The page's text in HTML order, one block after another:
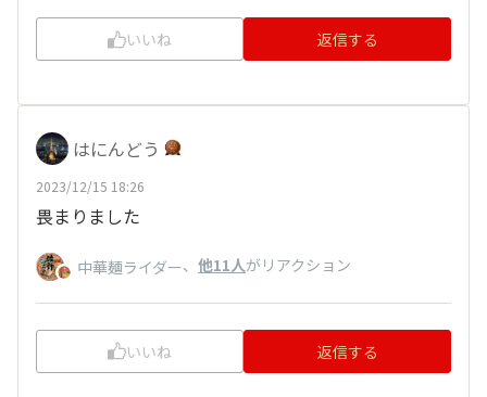
いいね 返信する
はにんどう
2023/12/15 18:26
畏まりました
中華麺ライダー、 他11人がリアクション
いいね 返信する